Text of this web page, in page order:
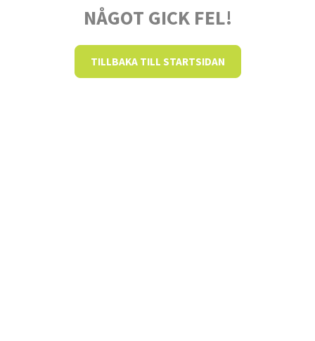
NÅGOT GICK FEL!
TILLBAKA TILL STARTSIDAN